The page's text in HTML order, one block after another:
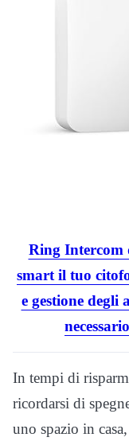
Ring Intercom
smart il tuo
e gestione degli
In tempi di
ricordarsi di
uno spazio in